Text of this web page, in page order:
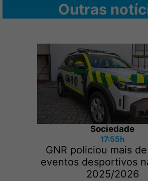
Outras
Sociedade
17:55h
GNR policiou mais
eventos desportivos
2025/2026